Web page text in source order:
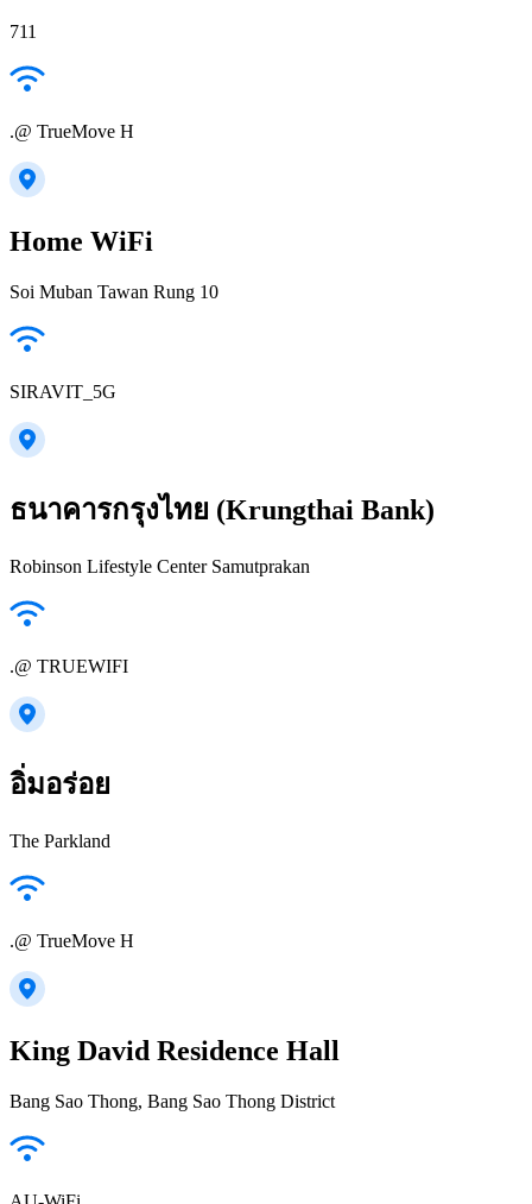
711
.@ TrueMove H
Home WiFi
Soi Muban Tawan Rung 10
SIRAVIT_5G
ธนาคารกรุงไทย (Krungthai Bank)
Robinson Lifestyle Center Samutprakan
.@ TRUEWIFI
อิ่มอร่อย
The Parkland
.@ TrueMove H
King David Residence Hall
Bang Sao Thong, Bang Sao Thong District